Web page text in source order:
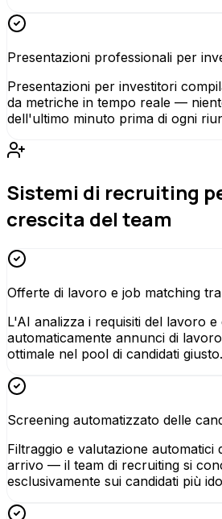
Presentazioni professionali per
Presentazioni per investitori
da metriche in tempo reale —
dell'ultimo minuto prima di ogni
Sistemi di recruiting
crescita del team
Offerte di lavoro e job matching
L'AI analizza i requisiti del lavoro e
automaticamente annunci di
ottimale nel pool di candidati giusto.
Screening automatizzato delle
Filtraggio e valutazione automatici
arrivo — il team di recruiting si
esclusivamente sui candidati più